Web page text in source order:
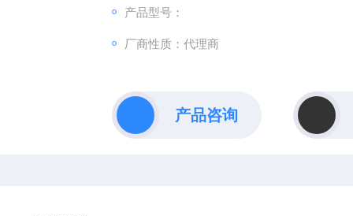
产品型号：
厂商性质：代理商
产品咨询